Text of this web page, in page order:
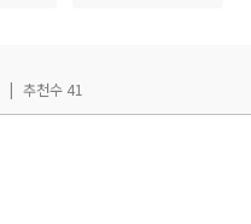
| 추천수 41